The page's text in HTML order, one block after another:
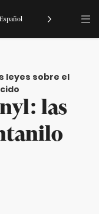
leyes sobre el
las
Español